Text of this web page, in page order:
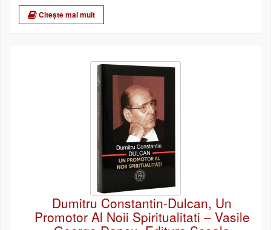
Citește mai mult
Dumitru Constantin-Dulcan, Un
Promotor Al Noii Spiritualitati – Vasile